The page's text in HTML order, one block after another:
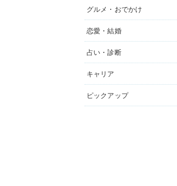
グルメ・おでかけ
恋愛・結婚
占い・診断
キャリア
ピックアップ